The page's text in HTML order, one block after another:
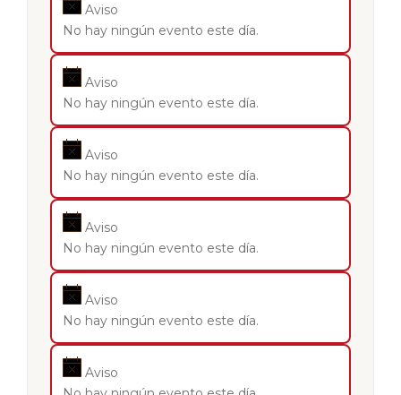
Aviso
No hay ningún evento este día.
Aviso
No hay ningún evento este día.
Aviso
No hay ningún evento este día.
Aviso
No hay ningún evento este día.
Aviso
No hay ningún evento este día.
Aviso